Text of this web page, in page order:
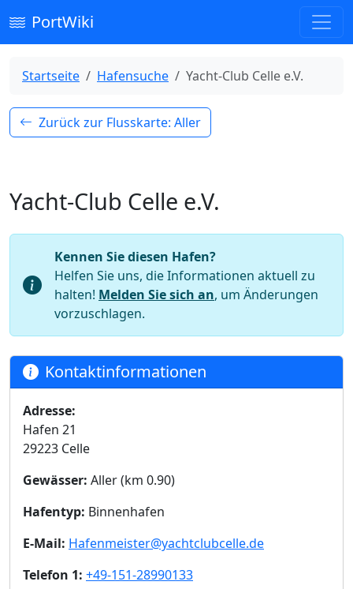
PortWiki
Startseite Hafensuche Yacht-Club Celle e.V.
Zurück zur Flusskarte: Aller
Yacht-Club Celle e.V.
Kennen Sie diesen Hafen?
Helfen Sie uns, die Informationen aktuell zu
halten! Melden Sie sich an, um Änderungen
vorzuschlagen.
Kontaktinformationen
Adresse:
Hafen 21
29223 Celle
Gewässer: Aller (km 0.90)
Hafentyp: Binnenhafen
E-Mail: Hafenmeister@yachtclubcelle.de
Telefon 1: +49-151-28990133